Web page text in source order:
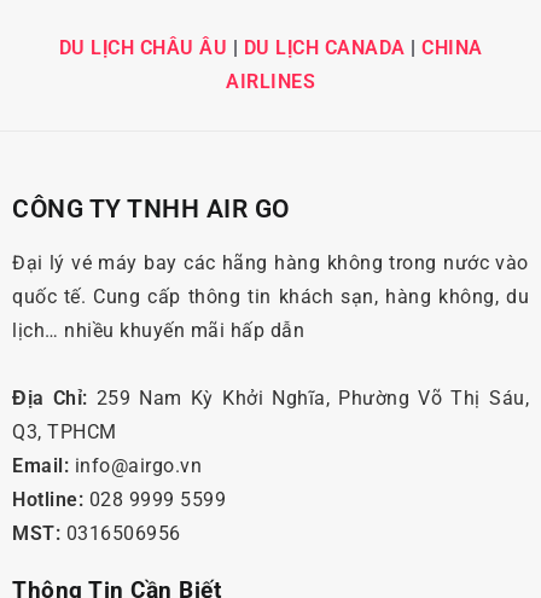
DU LỊCH CHÂU ÂU | DU LỊCH CANADA | CHINA
AIRLINES
CÔNG TY TNHH AIR GO
Đại lý vé máy bay các hãng hàng không trong nước vào
quốc tế. Cung cấp thông tin khách sạn, hàng không, du
lịch… nhiều khuyến mãi hấp dẫn
Địa Chỉ: 259 Nam Kỳ Khởi Nghĩa, Phường Võ Thị Sáu,
Q3, TPHCM
Email: info@airgo.vn
Hotline: 028 9999 5599
MST: 0316506956
Thông Tin Cần Biết